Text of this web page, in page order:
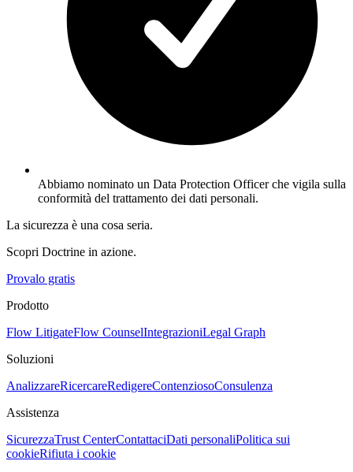
Abbiamo nominato un Data Protection Officer che vigila sulla
conformità del trattamento dei dati personali.
La sicurezza è una cosa seria.
Scopri Doctrine in azione.
Provalo gratis
Prodotto
Flow LitigateFlow CounselIntegrazioniLegal Graph
Soluzioni
AnalizzareRicercareRedigereContenziosoConsulenza
Assistenza
SicurezzaTrust CenterContattaciDati personaliPolitica sui
cookieRifiuta i cookie